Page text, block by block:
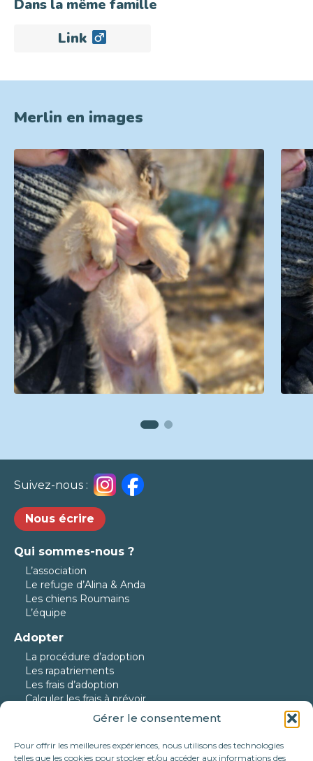
Gérer le consentement
Pour offrir les meilleures expériences, nous utilisons des technologies
telles que les cookies pour stocker et/ou accéder aux informations des
Dans la même famille
AdoptéLink
Merlin en images
Suivez-nous :
Nous écrire
Qui sommes-nous ?
L’association
Le refuge d’Alina & Anda
Les chiens Roumains
L’équipe
Adopter
La procédure d’adoption
Les rapatriements
Les frais d’adoption
Calculer les frais à prévoir
Nos protégés
Nos chiens à l’adoption
Nos chats à l’adoption